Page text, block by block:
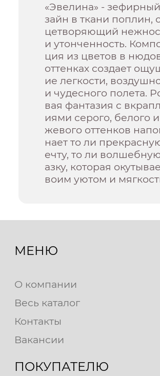
«Эвелина» -
зайн в ткани поплин,
цетворяющий
и утонченность.
ция из цветов в
оттенках создает
ие легкости,
и чудесного полета.
вая фантазия с
иями серого, белого
жевого оттенков
нает то ли
ечту, то ли
азку, которая
воим уютом и
МЕНЮ
О компании
Весь каталог
Контакты
Вакансии
ПОКУПАТЕЛЮ